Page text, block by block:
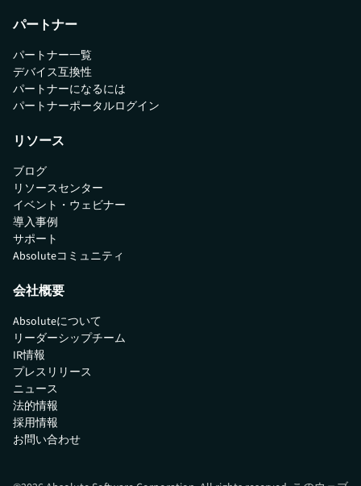
パートナー
パートナー一覧
デバイス互換性
パートナーになるには
パートナーポータルログイン
リソース
ブログ
リソースセンター
イベント・ウェビナー
導入事例
サポート
Absoluteコミュニティ
会社概要
Absoluteについて
リーダーシップチーム
IR情報
プレスリリース
ニュース
法的情報
採用情報
お問い合わせ